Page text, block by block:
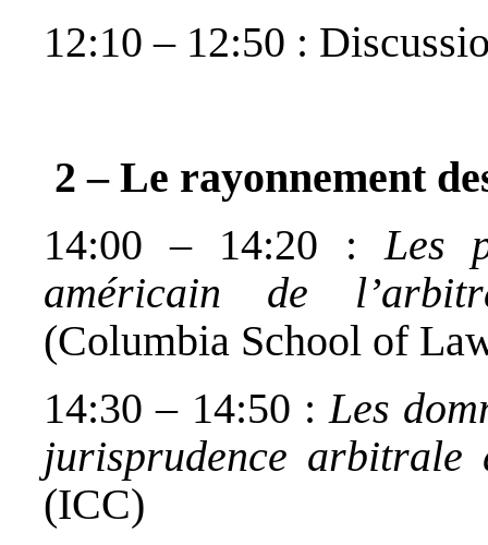
12:10 – 12:50 :
2 – Le rayonnement
14:00 – 14:20 : Les
américain de
(Columbia School of
14:30 – 14:50 : Les
jurisprudence
(ICC)